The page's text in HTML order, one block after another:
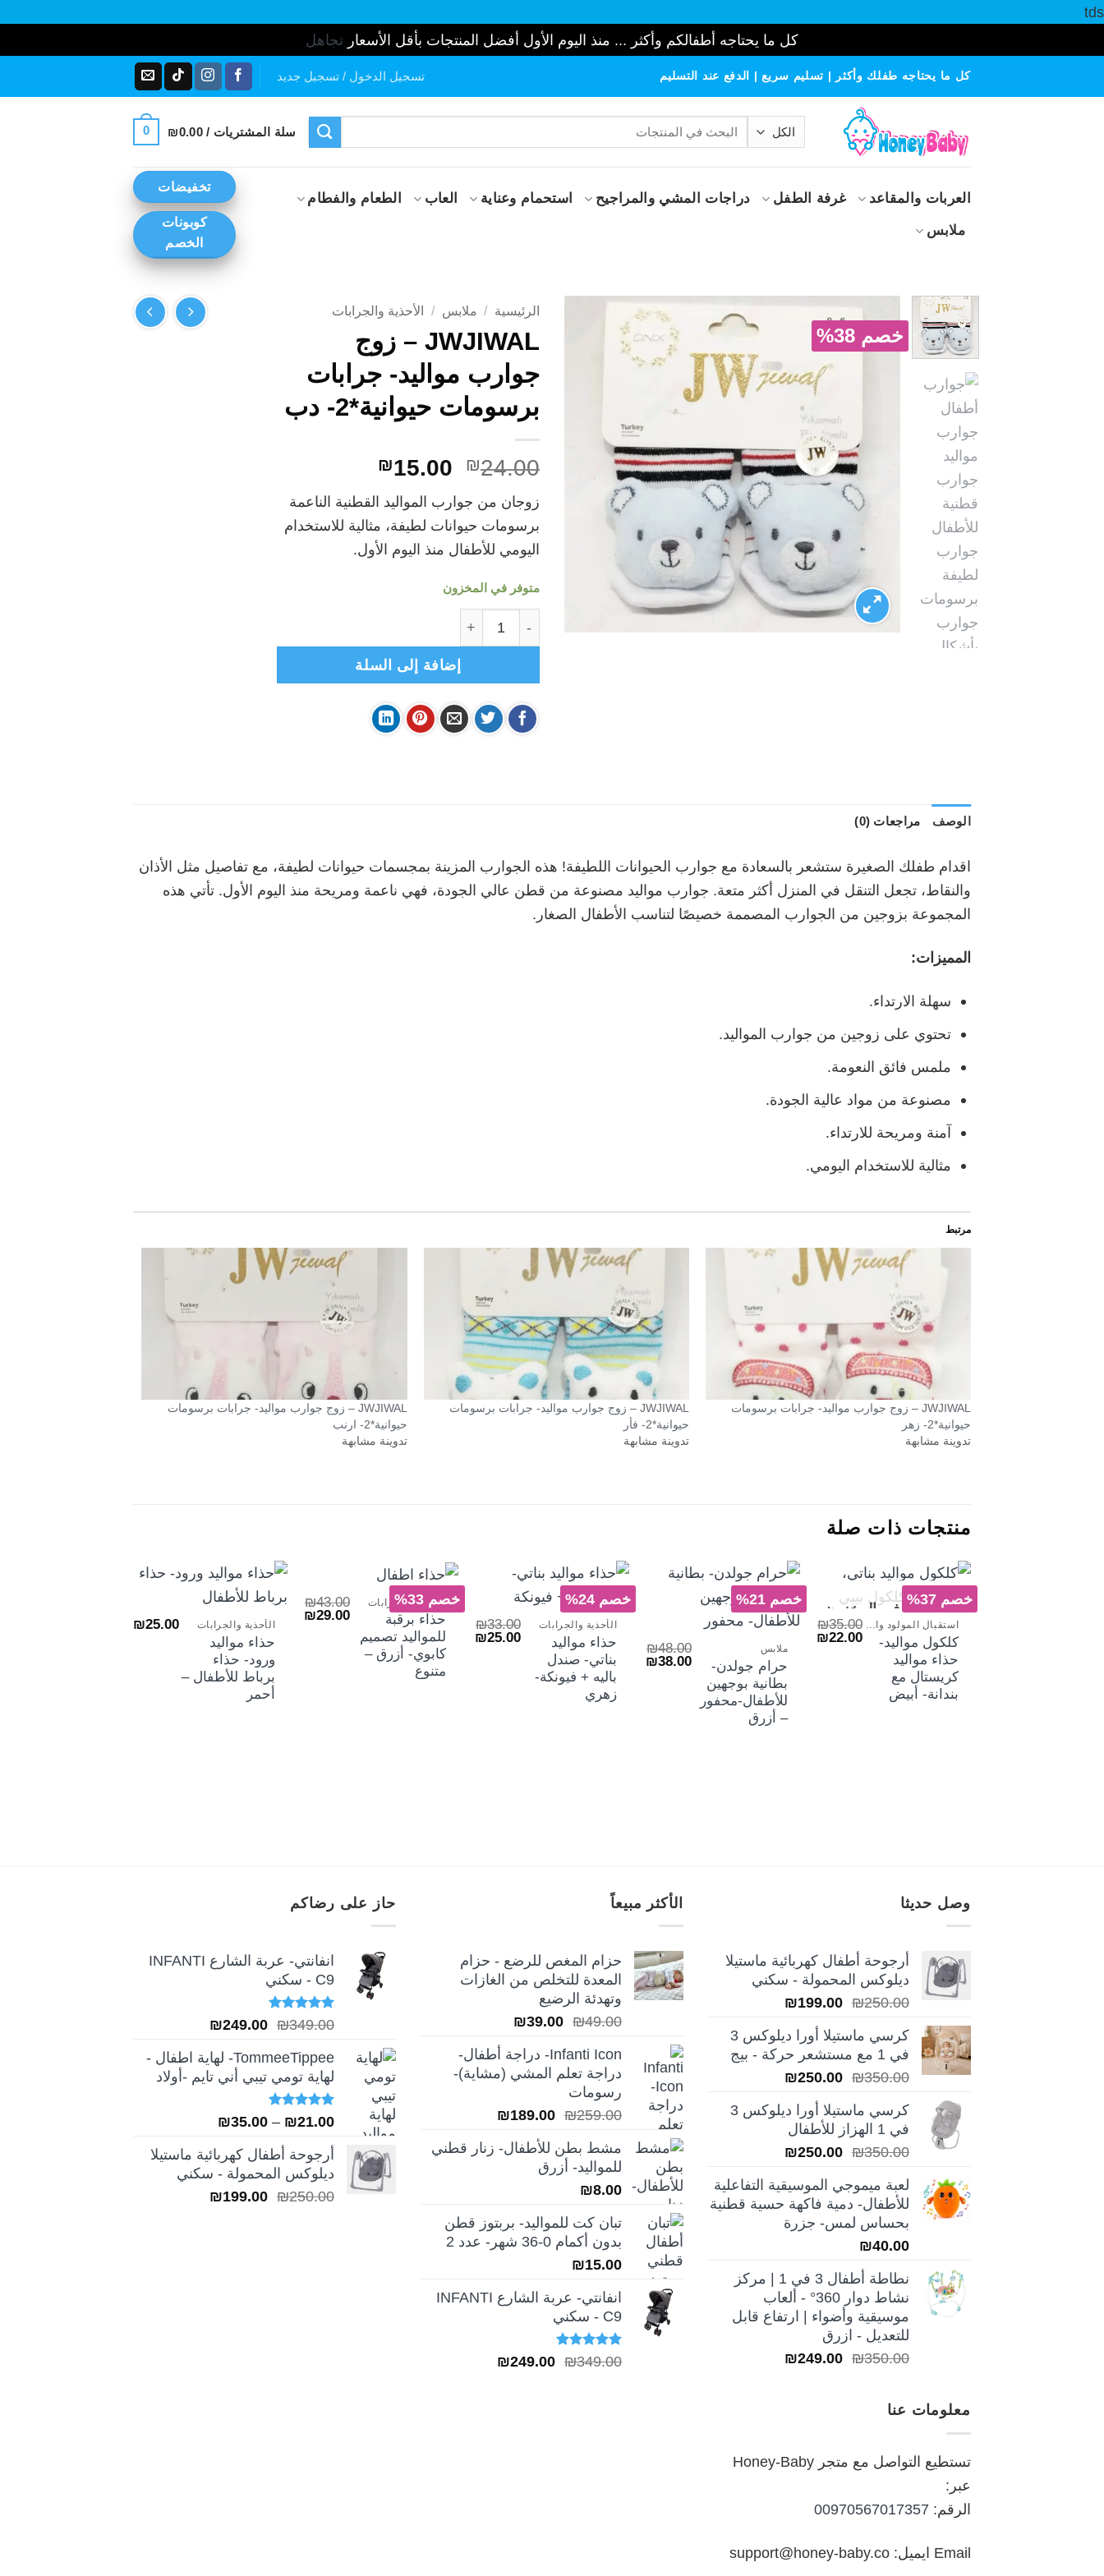
tds
كل ما يحتاجه أطفالكم وأكثر ... منذ اليوم الأول أفضل المنتجات بأقل الأسعار تجاهل
كل ما يحتاجه طفلك وأكثر | تسليم سريع | الدفع عند التسليم تسجيل الدخول / تسجيل جديد
البحث
سلة المشتريات / ₪0.00
0
العربات والمقاعد غرفة الطفل دراجات المشي والمراجيح استحمام وعناية العاب الطعام والفطام
ملابس
تخفيضات
كوبونات
الخصم
خصم 38%
الرئيسية / ملابس / الأحذية والجرابات
JWJIWAL – زوج
جوارب مواليد- جرابات
برسومات حيوانية*2- دب
₪24.00
السعر
الأصلي
هو:
₪24.00.
₪15.00
الحالي
هو:
₪15.00.
زوجان من جوارب المواليد القطنية الناعمة
برسومات حيوانات لطيفة، مثالية للاستخدام
اليومي للأطفال منذ اليوم الأول.
متوفر في المخزون
إضافة إلى السلة
الوصف مراجعات (0)
اقدام طفلك الصغيرة ستشعر بالسعادة مع جوارب الحيوانات اللطيفة! هذه الجوارب المزينة بمجسمات حيوانات لطيفة، مع تفاصيل مثل الأذان
والنقاط، تجعل التنقل في المنزل أكثر متعة. جوارب مواليد مصنوعة من قطن عالي الجودة، فهي ناعمة ومريحة منذ اليوم الأول. تأتي هذه
المجموعة بزوجين من الجوارب المصممة خصيصًا لتناسب الأطفال الصغار.
المميزات:
سهلة الارتداء.
تحتوي على زوجين من جوارب المواليد.
ملمس فائق النعومة.
مصنوعة من مواد عالية الجودة.
آمنة ومريحة للارتداء.
مثالية للاستخدام اليومي.
مرتبط
JWJIWAL – زوج جوارب مواليد- جرابات برسومات
حيوانية*2- زهر
تدوينة مشابهة
JWJIWAL – زوج جوارب مواليد- جرابات برسومات
حيوانية*2- فأر
تدوينة مشابهة
JWJIWAL – زوج جوارب مواليد- جرابات برسومات
حيوانية*2- ارنب
تدوينة مشابهة
منتجات ذات صلة
خصم 37%
غير متوفر في المخزون
استقبال المولود والاكسسوارات
كلكول مواليد-
حذاء مواليد
كريستال مع
بندانة- أبيض
₪35.00
السعر₪22.00
الحالي
خصم 21%
+
ملابس
حرام جولدن-
بطانية بوجهين
للأطفال-محفور
– أزرق
₪48.00
السعر₪38.00
السعر
الحالي
خصم 24%
الأحذية والجرابات
حذاء مواليد
بناتي- صندل
باليه + فيونكة-
زهري
₪33.00
السعر₪25.00
السعر
الحالي
خصم 33%
الأحذية والجرابات
حذاء برقبة
للمواليد تصميم
كابوي- أزرق –
متنوع
₪43.00
السعر₪29.00
الحالي
+
الأحذية والجرابات
حذاء مواليد
ورود- حذاء
برباط للأطفال –
أحمر
₪25.00
وصل حديثا
أرجوحة أطفال كهربائية ماستيلا
ديلوكس المحمولة - سكني
₪250.00
السعر
هو:
₪250.00.
₪199.00
السعر
هو:
₪199.00.
كرسي ماستيلا أورا ديلوكس 3
في 1 مع مستشعر حركة - بيج
₪350.00
السعر
هو:
₪350.00.
₪250.00
السعر
هو:
كرسي ماستيلا أورا ديلوكس 3
في 1 الهزاز للأطفال
₪350.00
السعر
هو:
₪350.00.
₪250.00
السعر
هو:
₪250.00.
لعبة ميموجي الموسيقية التفاعلية
للأطفال- دمية فاكهة حسية قطنية
بحساس لمس- جزرة
₪40.00
نطاطة أطفال 3 في 1 | مركز
نشاط دوار 360° - ألعاب
موسيقية وأضواء | ارتفاع قابل
للتعديل - ازرق
₪350.00
السعر ₪249.00
السعر
الأكثر مبيعاً
حزام المغص للرضع - حزام
المعدة للتخلص من الغازات
وتهدئة الرضيع
₪49.00
السعر
هو:
₪49.00.
₪39.00
السعر
هو:
₪39.00.
Infanti Icon- دراجة أطفال-
دراجة تعلم المشي (مشاية)-
رسومات
₪259.00
السعر
هو:
₪259.00.
₪189.00
السعر
هو:
مشط بطن للأطفال- زنار قطني
للمواليد- أزرق
₪8.00
تبان كت للمواليد- بربتوز قطن
بدون أكمام 0-36 شهر- عدد 2
₪15.00
انفانتي- عربة الشارع INFANTI
C9 - سكني
تم التقييم
₪349.00
السعر ₪249.00
السعر
حاز على رضاكم
انفانتي- عربة الشارع INFANTI
C9 - سكني
تم التقييم
₪349.00
السعر
هو:
₪349.00.
₪249.00
السعر
هو:
₪249.00.
TommeeTippee- لهاية اطفال -
لهاية تومي تيبي أني تايم -أولاد
تم التقييم
₪21.00
–
₪35.00
من
خلال
أرجوحة أطفال كهربائية ماستيلا
ديلوكس المحمولة - سكني
₪250.00
السعر ₪199.00
السعر
معلومات عنا
تستطيع التواصل مع متجر Honey-Baby
عبر:
الرقم: 00970567017357
Email ايميل: support@honey-baby.co